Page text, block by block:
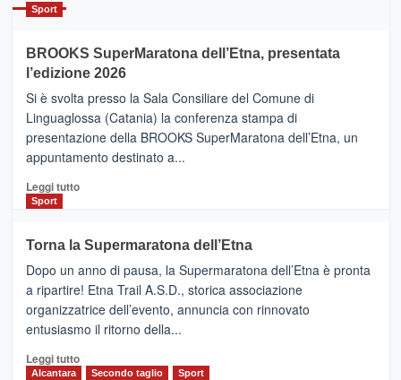
con
la
Al
via
i
collegamenti
Sport
BROOKS SuperMaratona dell’Etna, presentata
l’edizione 2026
Si è svolta presso la Sala Consiliare del Comune di
Linguaglossa (Catania) la conferenza stampa di
presentazione della BROOKS SuperMaratona dell’Etna, un
appuntamento destinato a...
Leggi tuttoLeggi
BROOKS
SuperMaratona
dell’Etna,
presentata
l’edizione
2026
Sport
Torna la Supermaratona dell’Etna
Dopo un anno di pausa, la Supermaratona dell’Etna è pronta
a ripartire! Etna Trail A.S.D., storica associazione
organizzatrice dell’evento, annuncia con rinnovato
entusiasmo il ritorno della...
Leggi tuttoLeggi
Alcantara Secondo taglio Sport